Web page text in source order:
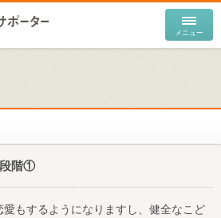
階①
もするようになりますし、健全なこど